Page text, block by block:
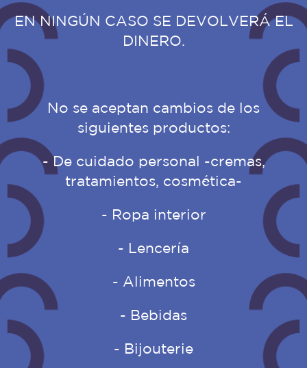
EN NINGÚN CASO SE DEVOLVERÁ EL
DINERO.
No se aceptan cambios de los
siguientes productos:
- De cuidado personal -cremas,
tratamientos, cosmética-
- Ropa interior
- Lencería
- Alimentos
- Bebidas
- Bijouterie